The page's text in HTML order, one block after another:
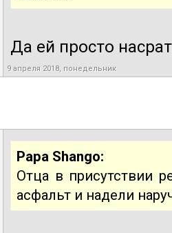
Да ей просто
9 апреля 2018, понедельник
Papa Shango:
Отца в присутствии
асфальт и надели